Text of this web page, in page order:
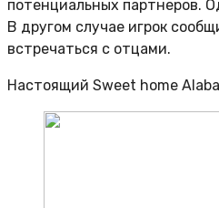
потенциальных партнеров.
В другом случае игрок
встречаться с отцами.
Настоящий Sweet home